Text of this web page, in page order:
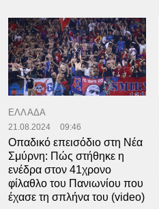
ΕΛΛΑΔΑ
21.08.2024 09:46
Οπαδικό επεισόδιο στη Νέα
Σμύρνη: Πώς στήθηκε η
ενέδρα στον 41χρονο
φίλαθλο του Πανιωνίου που
έχασε τη σπλήνα του (video)